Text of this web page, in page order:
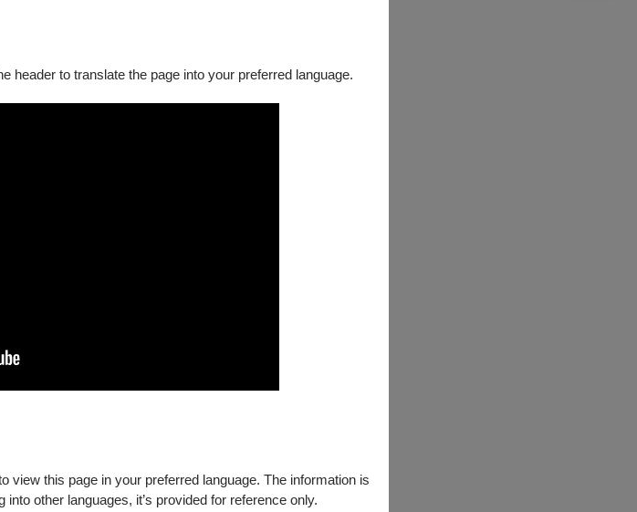
header to translate the page into your preferred language.
view this page in your preferred language. The information is
other languages, it’s provided for reference only.